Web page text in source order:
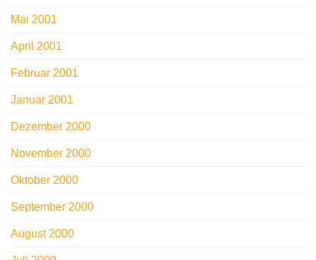
Mai 2001
April 2001
Februar 2001
Januar 2001
Dezember 2000
November 2000
Oktober 2000
September 2000
August 2000